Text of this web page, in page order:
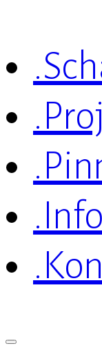
.Info